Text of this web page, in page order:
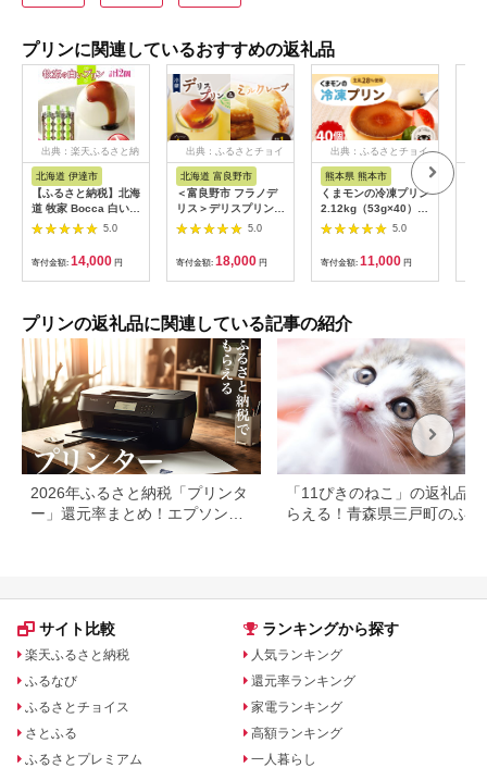
プリンに関連しているおすすめの返礼品
出典：楽天ふるさと納
北海道 伊達市
【ふるさと納税】北海
道 牧家 Bocca 白いプ
リン 4個入 3本 計12
個 プリン カラメルソ
ース カラメル もちも
ち 生乳 ミルク 卵不使
用 風船プリン スイー
料無料 【 伊達市 】
5.0
寄付金額: 14,000 円
出典：ふるさとチョイ
北海道 富良野市
＜富良野市 フラノデ
リス＞デリスプリン&
ミルクレープ ケーキ
セット_ プリン スイ
ーツ ケーキ デザート
お菓子 おやつ 人気 美
味しい 北海道 富良野
【1392227】
5.0
寄付金額: 18,000 円
出典：ふるさとチョイ
熊本県 熊本市
くまモンの冷凍プリン
2.12kg（53g×40）卵
不使用 スイーツ デザ
5.0
寄付金額: 11,000 円
プリンの返礼品に関連している記事の紹介
2026年ふるさと納税「プリンタ
ー」還元率まとめ！エプソン・
「11ぴきのねこ」の返礼品
らえる！青森県三戸町のふる
サイト比較
楽天ふるさと納税
ふるなび
ふるさとチョイス
さとふる
ふるさとプレミアム
ランキングから探す
人気ランキング
還元率ランキング
家電ランキング
高額ランキング
一人暮らし